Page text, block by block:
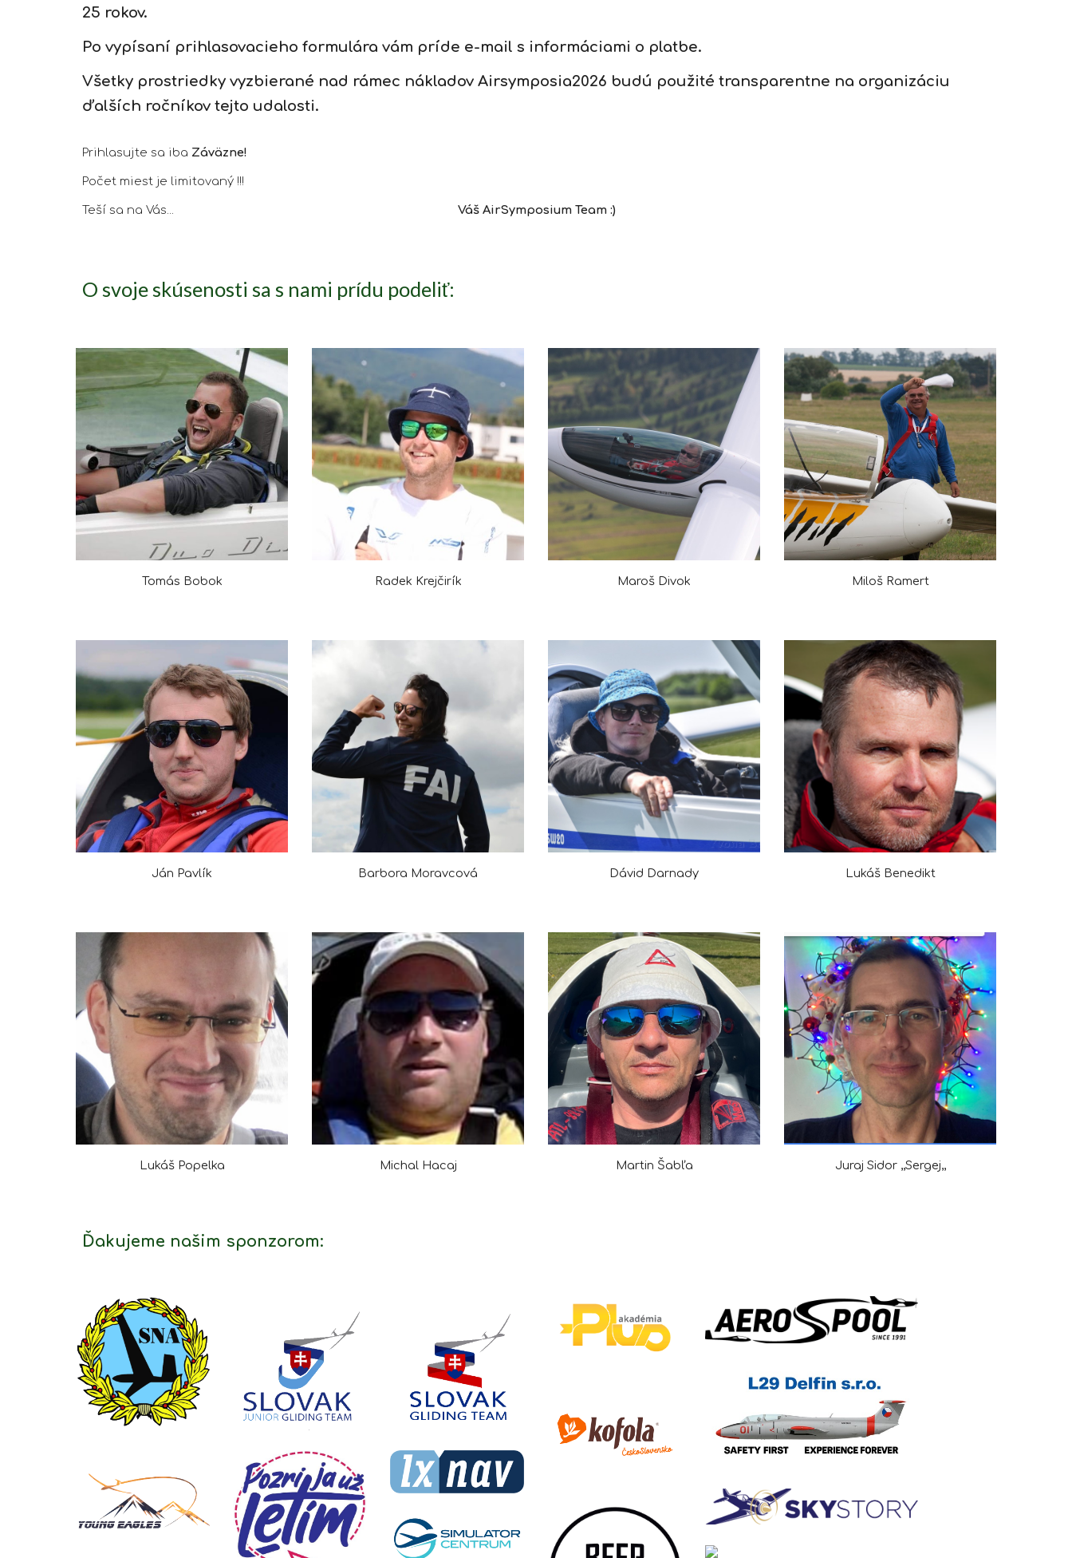
25 rokov.
Po vypísaní prihlasovacieho formulára vám príde e-mail s informáciami o platbe.
Všetky prostriedky vyzbierané nad rámec nákladov Airsymposia2026 budú použité transparentne na organizáciu
ďalších ročníkov tejto udalosti.
Prihlasujte sa iba Záväzne!
Počet miest je limitovaný !!!
Teší sa na Vás... Váš AirSymposium Team :)
O svoje skúsenosti sa s nami prídu podeliť:
Tomás Bobok Radek Krejčirík Maroš Divok Miloš Ramert
Ján Pavlík Barbora Moravcová Dávid Darnady Lukáš Benedikt
Lukáš Popelka Michal Hacaj Martin Šabľa Juraj Sidor ,,Sergej,,
Ďakujeme našim sponzorom: